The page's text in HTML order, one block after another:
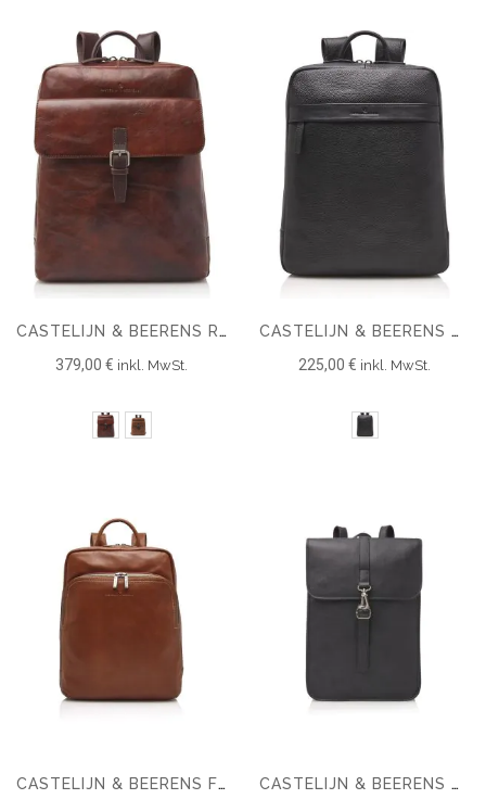
CASTELIJN & BEERENS RIEN LAPTOP RUCKSACK 15.6'' + TABLET RFID
379,00 € inkl. MwSt.
CASTELIJN & BEERENS ONYX BRAVO LAPTOP RUCKSACK 15,6 RFID
225,00 € inkl. MwSt.
CASTELIJN & BEERENS FIRENZE BUSINESS RUCKSACK 15.6" + TABLET CASTELIJN & BEERENS CARISMA LAPTOP RUCKSACK RFID 15,6''